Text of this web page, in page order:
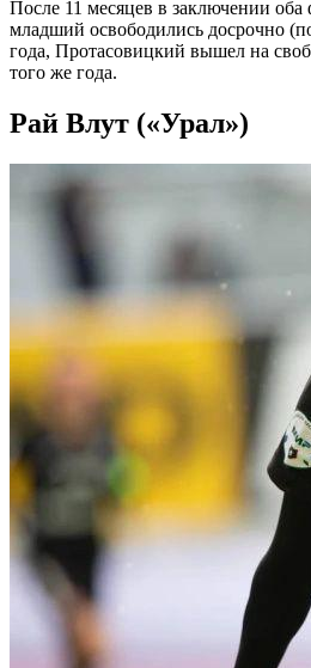
После 11 месяцев в заключении
младший освободились досрочно
года, Протасовицкий вышел на
того же года.
Рай Влут («Урал»)